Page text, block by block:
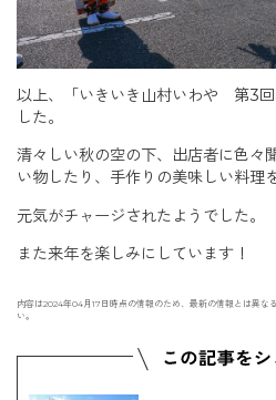
以上、「いきいき山村いわや 第3
した。
清々しい秋の空の下、出店者に色々
い物したり、手作りの美味しい料理
元気がチャージされたようでした。
また来年を楽しみにしています！
内容は2024年04月17日時点の情報のため、最新の情報とは異な
い。